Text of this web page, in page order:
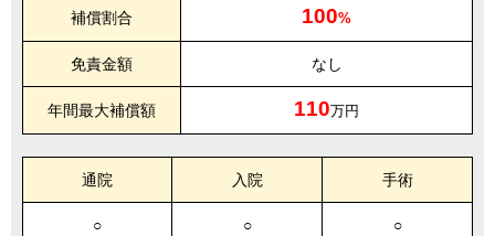
補償割合 100%
免責金額 なし
年間最大補償額 110万円
通院 入院 手術
○ ○ ○